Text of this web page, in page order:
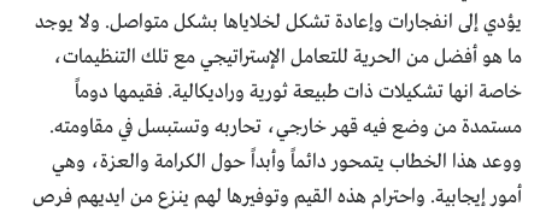
يؤدي إلى انفجارات وإعادة تشكل لخلاياها بشكل متواصل. ولا يوجد
ما هو أفضل من الحرية للتعامل الإستراتيجي مع تلك التنظيمات،
خاصة انها تشكيلات ذات طبيعة ثورية وراديكالية. فقيمها دوماً
مستمدة من وضع فيه قهر خارجي، تحاربه وتستبسل في مقاومته.
ووعد هذا الخطاب يتمحور دائماً وأبداً حول الكرامة والعزة، وهي
أمور إيجابية. واحترام هذه القيم وتوفيرها لهم ينزع من ايديهم فرص